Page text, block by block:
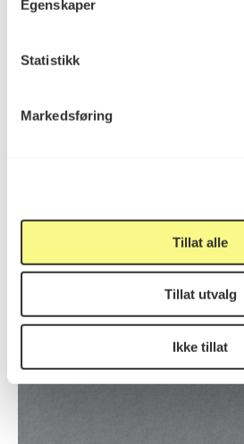
Egenskaper
Statistikk
Markedsføring
Tillat alle
Tillat utvalg
Ikke tillat
To accept theirs, to
wish it for myself